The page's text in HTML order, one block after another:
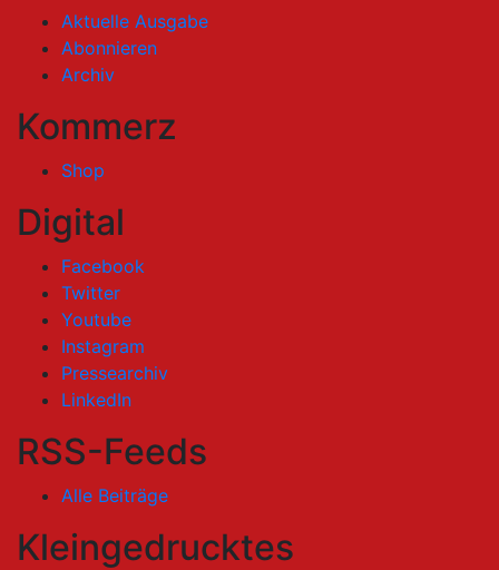
Aktuelle Ausgabe
Abonnieren
Archiv
Kommerz
Shop
Digital
Facebook
Twitter
Youtube
Instagram
Pressearchiv
LinkedIn
RSS-Feeds
Alle Beiträge
Kleingedrucktes